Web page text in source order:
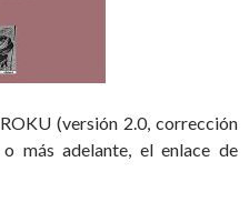
(versión 2.0, corrección
más adelante, el enlace de